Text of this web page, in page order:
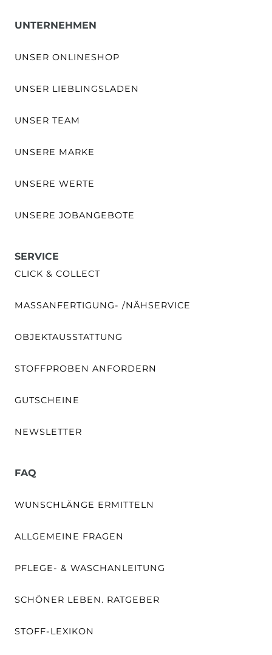
UNTERNEHMEN
UNSER ONLINESHOP
UNSER LIEBLINGSLADEN
UNSER TEAM
UNSERE MARKE
UNSERE WERTE
UNSERE JOBANGEBOTE
SERVICE
CLICK & COLLECT
MASSANFERTIGUNG- /NÄHSERVICE
OBJEKTAUSSTATTUNG
STOFFPROBEN ANFORDERN
GUTSCHEINE
NEWSLETTER
FAQ
WUNSCHLÄNGE ERMITTELN
ALLGEMEINE FRAGEN
PFLEGE- & WASCHANLEITUNG
SCHÖNER LEBEN. RATGEBER
STOFF-LEXIKON